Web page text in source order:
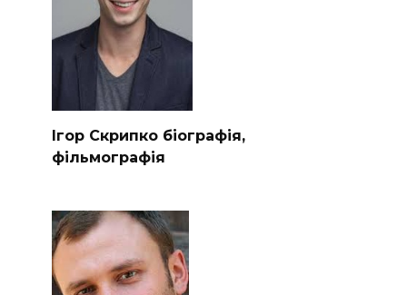
Ігор Скрипко біографія,
фільмографія